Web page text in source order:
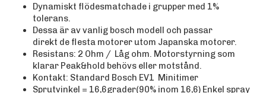
Dynamiskt flödesmatchade i grupper med 1%
tolerans.
Dessa är av vanlig bosch modell och passar
direkt de flesta motorer utom Japanska motorer.
Resistans: 2 Ohm / Låg ohm. Motorstyrning som
klarar Peak&hold behövs eller motstånd.
Kontakt: Standard Bosch EV1 Minitimer
Sprutvinkel = 16,6grader(90% inom 16,6) Enkel spray